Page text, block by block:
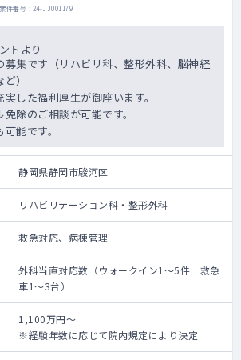
件番号 : 24-JJ001179
トより
募集です（リハビリ科、整形外科、脳神経
）
した福利厚生が御座います。
除のご相談が可能です。
能です。
静岡県静岡市駿河区
リハビリテーション科・整形外科
救急対応、病棟管理
外科当直対応数（ウォークイン1～5件 救急
車1～3台）
1,100万円～
※経験年数に応じて院内規定により決定